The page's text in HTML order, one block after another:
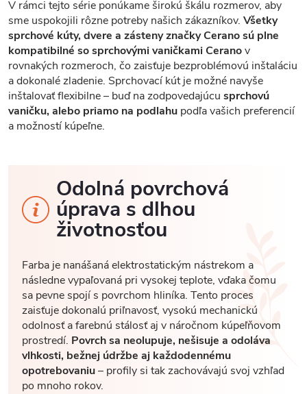
V rámci tejto série ponúkame širokú škálu rozmerov, aby
sme uspokojili rôzne potreby našich zákazníkov. Všetky
sprchové kúty, dvere a zásteny značky Cerano sú plne
kompatibilné so sprchovými vaničkami Ceranov
rovnakých rozmeroch, čo zaisťuje bezproblémovú inštaláciu
a dokonalé zladenie. Sprchovací kút je možné navyše
inštalovať flexibilne – buď na zodpovedajúcu sprchovú
vaničku, alebo priamo na podlahu podľa vašich preferencií
a možností kúpeľne.
Odolná povrchová
úprava s dlhou
životnosťou
Farba je nanášaná elektrostatickým nástrekom a
následne vypaľovaná pri vysokej teplote, vďaka čomu
sa pevne spojí s povrchom hliníka. Tento proces
zaisťuje dokonalú priľnavosť, vysokú mechanickú
odolnosť a farebnú stálosť aj v náročnom kúpeľňovom
prostredí. Povrch sa neolupuje, nešisuje a odoláva
vlhkosti, bežnej údržbe aj každodennému
opotrebovaniu– profily si tak zachovávajú svoj vzhľad
po mnoho rokov.